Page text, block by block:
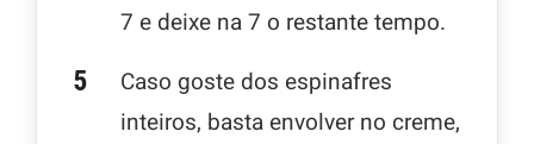
7 e deixe na 7 o restante tempo.
Caso goste dos espinafres
inteiros, basta envolver no creme,